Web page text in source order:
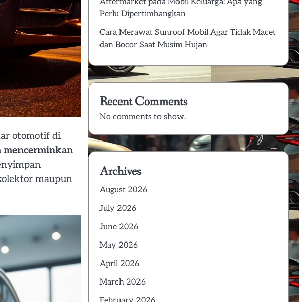
otomotif di
mencerminkan
maupun
Perlu Dipertimbangkan
Cara Merawat Sunroof Mobil Agar Tidak Macet
dan Bocor Saat Musim Hujan
Recent Comments
No comments to show.
Archives
August 2026
July 2026
June 2026
May 2026
April 2026
March 2026